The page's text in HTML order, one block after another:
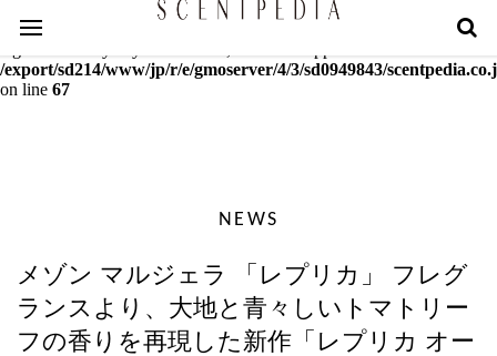
Warning
: mcrypt_decrypt(): Key of size 18 not supported by this
/export/sd214/www/jp/r/e/gmoserver/4/3/sd0949843/
on line 67
NEWS
メゾン マルジェラ 「レプリカ」 フレグ
ランスより、大地と青々しいトマトリー
フの香りを再現した新作「レプリカ オー